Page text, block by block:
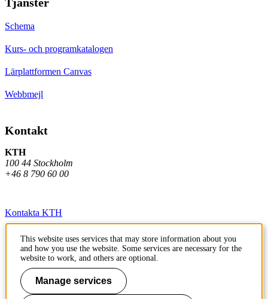
Schema
Kurs- och programkatalogen
Lärplattformen Canvas
Webbmejl
Kontakt
KTH
100 44 Stockholm
+46 8 790 60 00
Kontakta KTH
Jobba på KTH
Press och media
Faktura och betalning KTH
This website uses services that may store information about you
and how you use the website. Some services are necessary for the
website to work, and others are optional.
Manage services